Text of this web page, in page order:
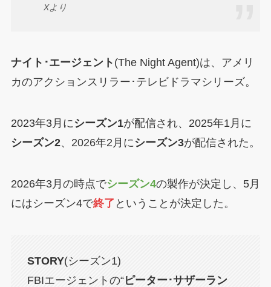
Xより
ナイト･エージェント (The Night Agent)は、アメリ
カのアクションスリラー･テレビドラマシリーズ。
2023年3月にシーズン1が配信され、2025年1月に
シーズン2、2026年2月にシーズン3が配信された。
2026年3月の時点でシーズン4の製作が決定し、5月
にはシーズン4で終了 ということが決定した。
STORY(シーズン1)
FBIエージェントの“ピーター･サザーラン